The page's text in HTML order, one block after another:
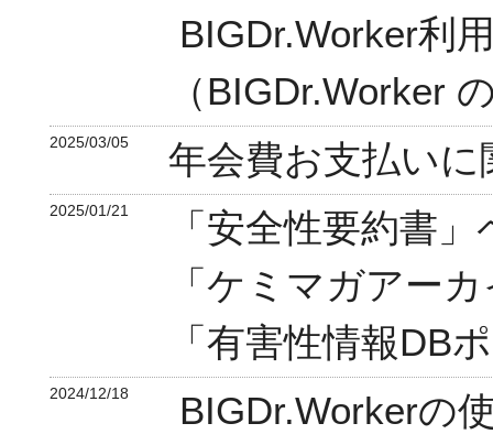
BIGDr.Worker利
（BIGDr.Worker
2025/03/05 年会費お支払い
2025/01/21
「安全性要約書
「ケミマガアー
「有害性情報DB
2024/12/18
BIGDr.Workerの